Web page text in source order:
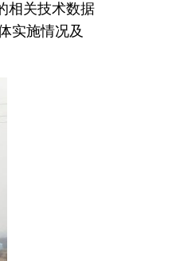
相关技术数据
实施情况及